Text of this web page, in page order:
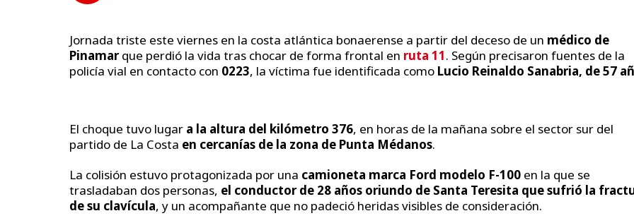
Jornada triste este viernes en la costa atlántica bonaerense a partir del deceso de un médico de
Pinamarque perdió la vida tras chocar de forma frontal en ruta 11. Según precisaron fuentes de la
policía vial en contacto con 0223, la víctima fue identificada como Lucio Reinaldo Sanabria, de 57
El choque tuvo lugar a la altura del kilómetro 376, en horas de la mañana sobre el sector sur del
partido de La Costa en cercanías de la zona de Punta Médanos.
La colisión estuvo protagonizada por una camioneta marca Ford modelo F-100 en la que se
trasladaban dos personas, el conductor de 28 años oriundo de Santa Teresita que sufrió la
de su clavícula, y un acompañante que no padeció heridas visibles de consideración.